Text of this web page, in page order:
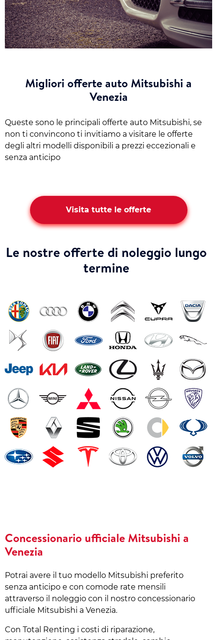
Migliori offerte auto Mitsubishi a
Venezia
Queste sono le principali offerte auto Mitsubishi, se
non ti convincono ti invitiamo a visitare le offerte
degli altri modelli disponibili a prezzi eccezionali e
senza anticipo
Visita tutte le offerte
Le nostre offerte di noleggio lungo
termine
Concessionario ufficiale Mitsubishi a
Venezia
Potrai avere il tuo modello Mitsubishi preferito
senza anticipo e con comode rate mensili
attraverso il noleggio con il nostro concessionario
ufficiale Mitsubishi a Venezia.
Con Total Renting i costi di riparazione,